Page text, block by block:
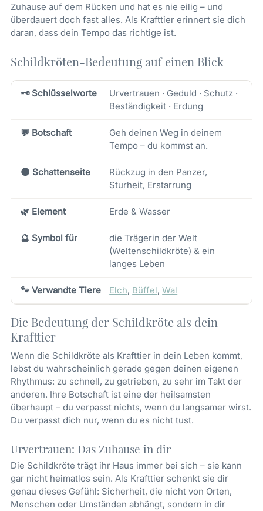
Zuhause auf dem Rücken und hat es nie eilig – und
überdauert doch fast alles. Als Krafttier erinnert sie dich
daran, dass dein Tempo das richtige ist.
Schildkröten-Bedeutung auf einen Blick
🗝️ Schlüsselworte
Urvertrauen · Geduld · Schutz ·
Beständigkeit · Erdung
💬 Botschaft
Geh deinen Weg in deinem
Tempo – du kommst an.
🌑 Schattenseite
Rückzug in den Panzer,
Sturheit, Erstarrung
🌿 Element Erde & Wasser
🔮 Symbol für
die Trägerin der Welt
(Weltenschildkröte) & ein
langes Leben
🐾 Verwandte Tiere Elch, Büffel,Wal
Die Bedeutung der Schildkröte als dein
Krafttier
Wenn die Schildkröte als Krafttier in dein Leben kommt,
lebst du wahrscheinlich gerade gegen deinen eigenen
Rhythmus: zu schnell, zu getrieben, zu sehr im Takt der
anderen. Ihre Botschaft ist eine der heilsamsten
überhaupt – du verpasst nichts, wenn du langsamer wirst.
Du verpasst dich nur, wenn du es nicht tust.
Urvertrauen: Das Zuhause in dir
Die Schildkröte trägt ihr Haus immer bei sich – sie kann
gar nicht heimatlos sein. Als Krafttier schenkt sie dir
genau dieses Gefühl: Sicherheit, die nicht von Orten,
Menschen oder Umständen abhängt, sondern in dir